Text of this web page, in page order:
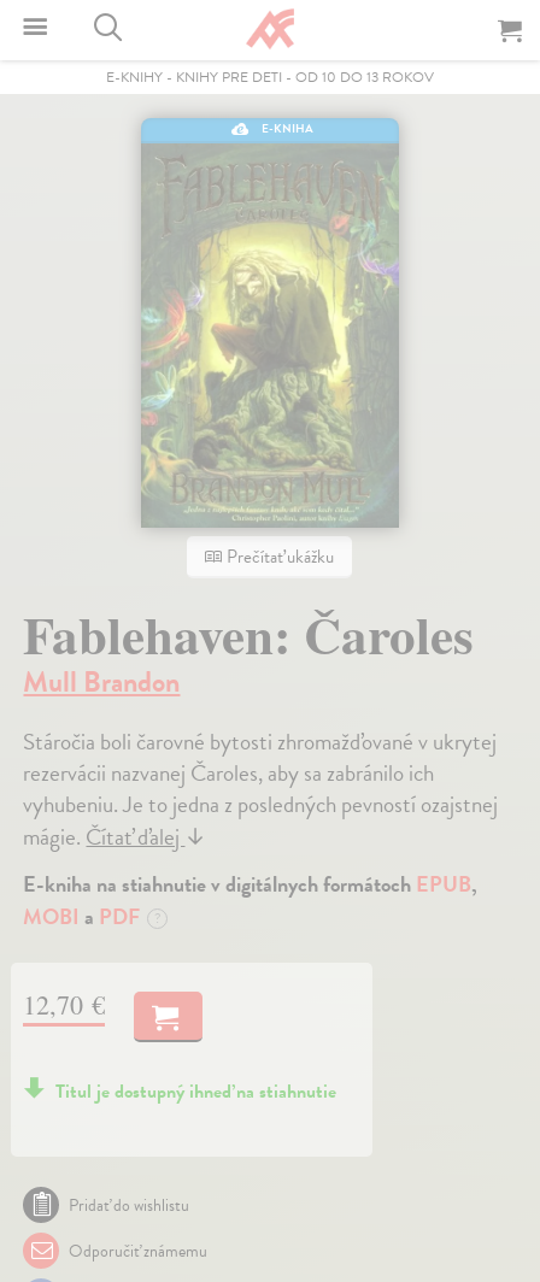
E-KNIHY - KNIHY PRE DETI - OD 10 DO 13 ROKOV
E-KNIHA
Prečítať ukážku
Fablehaven: Čaroles
Mull Brandon
Stáročia boli čarovné bytosti zhromažďované v ukrytej
rezervácii nazvanej Čaroles, aby sa zabránilo ich
vyhubeniu. Je to jedna z posledných pevností ozajstnej
mágie. Čítať ďalej ↓
E-kniha na stiahnutie v digitálnych formátoch EPUB,
MOBI a PDF ?
12,70 €
Titul je dostupný ihneď na stiahnutie
Pridať do wishlistu
Odporučiť známemu